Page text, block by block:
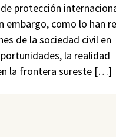
protección
embargo, como lo han
de la sociedad civil en
la realidad
la frontera sureste […]